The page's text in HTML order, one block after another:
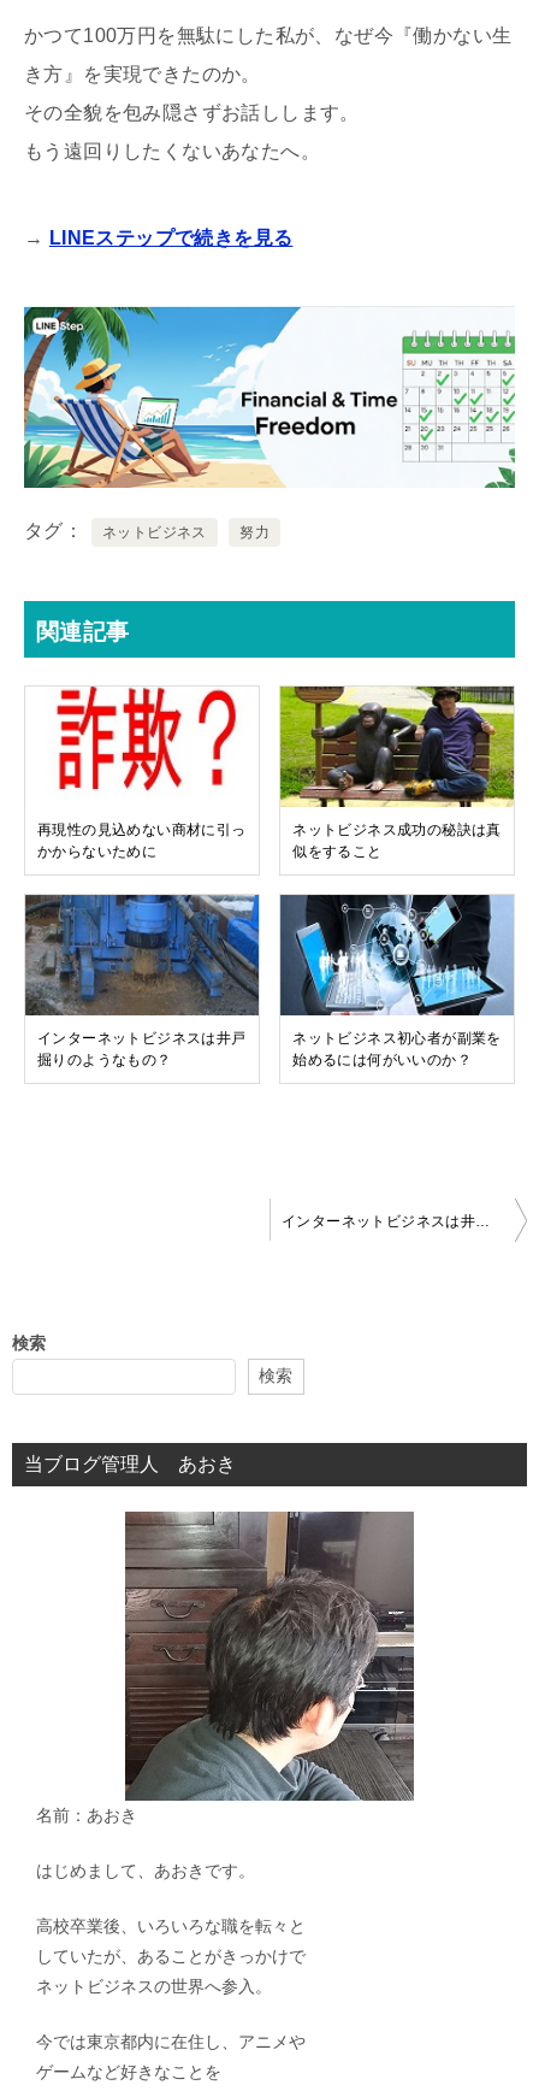
かつて100万円を無駄にした私が、なぜ今『働かない生
き方』を実現できたのか。
その全貌を包み隠さずお話しします。
もう遠回りしたくないあなたへ。
→ LINEステップで続きを見る
タグ ネットビジネス 努力
関連記事
再現性の見込めない商材に引っ
かからないために
ネットビジネス成功の秘訣は真
似をすること
インターネットビジネスは井戸
掘りのようなもの？
ネットビジネス初心者が副業を
始めるには何がいいのか？
ビ
シ
ョ
検索
検索
当ブログ管理人 あおき
名前：あおき
はじめまして、あおきです。
高校卒業後、いろいろな職を転々と
していたが、あることがきっかけで
ネットビジネスの世界へ参入。
今では東京都内に在住し、アニメや
ゲームなど好きなことを